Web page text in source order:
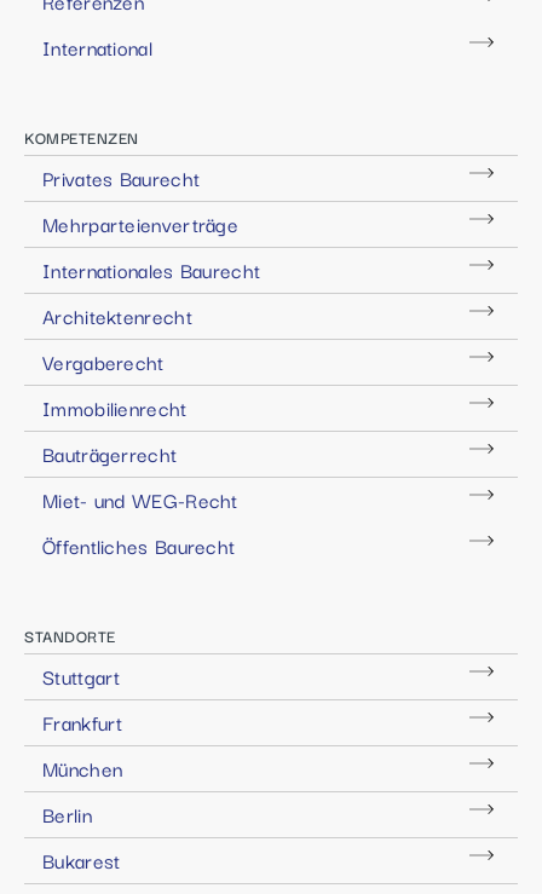
International
KOMPETENZEN
Privates Baurecht
Mehrparteienverträge
Internationales Baurecht
Architektenrecht
Vergaberecht
Immobilienrecht
Bauträgerrecht
Miet- und WEG-Recht
Öffentliches Baurecht
STANDORTE
Stuttgart
Frankfurt
München
Berlin
Bukarest